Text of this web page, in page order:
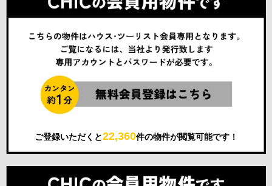
ご登録いただくと22,360件の物件が閲覧可能です！